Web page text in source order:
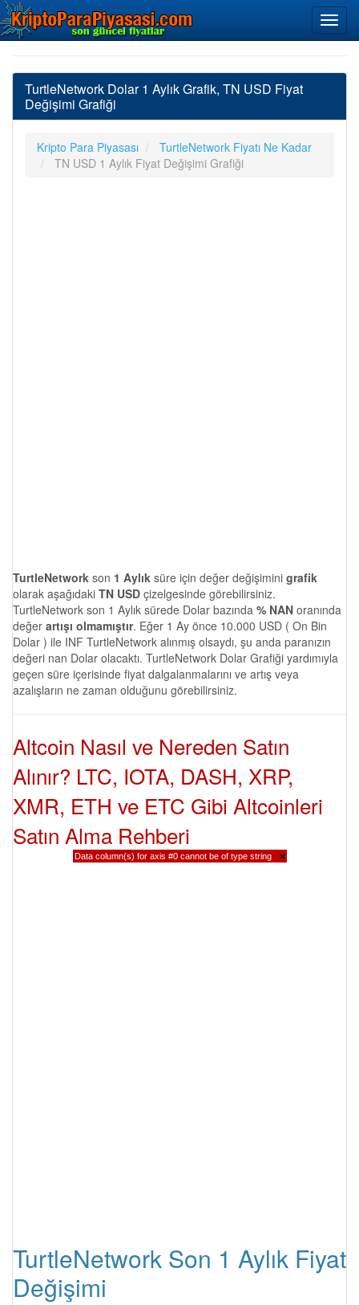
TurtleNetwork Dolar 1 Aylık Grafik, TN USD Fiyat
Değişimi Grafiği
Kripto Para Piyasası
TurtleNetwork Fiyatı Ne Kadar
TN USD 1 Aylık Fiyat Değişimi Grafiği
TurtleNetwork son 1 Aylık süre için değer değişimini grafik
olarak aşağıdaki TN USD çizelgesinde görebilirsiniz.
TurtleNetwork son 1 Aylık sürede Dolar bazında % NAN oranında
değer artışı olmamıştır. Eğer 1 Ay önce 10.000 USD ( On Bin
Dolar ) ile INF TurtleNetwork alınmış olsaydı, şu anda paranızın
değeri nan Dolar olacaktı. TurtleNetwork Dolar Grafiği yardımıyla
geçen süre içerisinde fiyat dalgalanmalarını ve artış veya
azalışların ne zaman olduğunu görebilirsiniz.
Altcoin Nasıl ve Nereden Satın
Alınır? LTC, IOTA, DASH, XRP,
XMR, ETH ve ETC Gibi Altcoinleri
Satın Alma Rehberi
Data column(s) for axis #0 cannot be of type string ×
TurtleNetwork Son 1 Aylık Fiyat
Değişimi